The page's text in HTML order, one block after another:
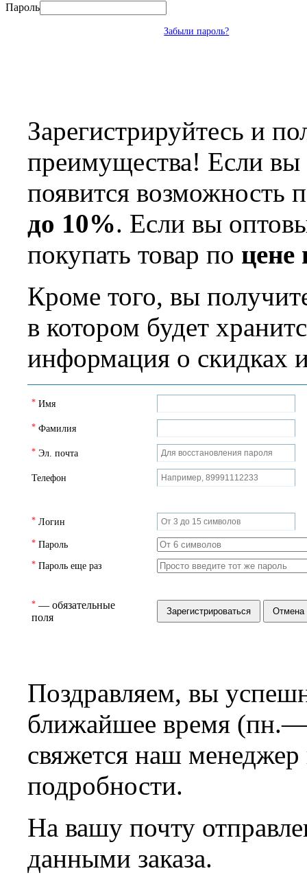
Пароль
Забыли пароль?
Зарегистрируйтесь и
преимущества! Если вы
появится возможность
до 10%. Если вы
покупать товар по цене
Кроме того, вы
в котором будет
информация о скидках
Имя
*
Фамилия
*
Эл. почта
*
Телефон
Логин
*
Пароль
*
Пароль еще раз
*
* — обязательные
поля
Поздравляем, вы
ближайшее время
свяжется наш
подробности.
На вашу почту
данными заказа.